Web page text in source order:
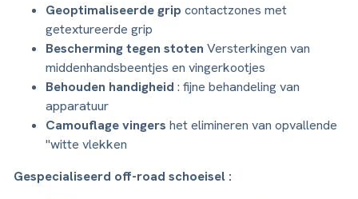
Geoptimaliseerde grip contactzones met
getextureerde grip
Bescherming tegen stoten Versterkingen van
middenhandsbeentjes en vingerkootjes
Behouden handigheid : fijne behandeling van
apparatuur
Camouflage vingers het elimineren van opvallende
"witte vlekken
Gespecialiseerd off-road schoeisel :